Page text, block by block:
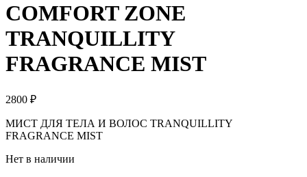
COMFORT ZONE
TRANQUILLITY
FRAGRANCE MIST
2800 ₽
МИСТ ДЛЯ ТЕЛА И ВОЛОС TRANQUILLITY
FRAGRANCE MIST
Нет в наличии